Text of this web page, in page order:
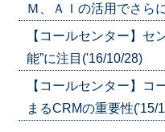
Ｍ、ＡＩの活用でさら
【コールセンター】セ
能”に注目('16/10/28)
【コールセンター】コ
まるCRMの重要性('15/